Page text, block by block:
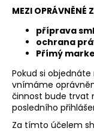
MEZI OPRÁVNĚNÉ
příprava
ochrana
Přímý
Pokud si
vnímáme
činnost bude trvat
posledního
Za tímto účelem